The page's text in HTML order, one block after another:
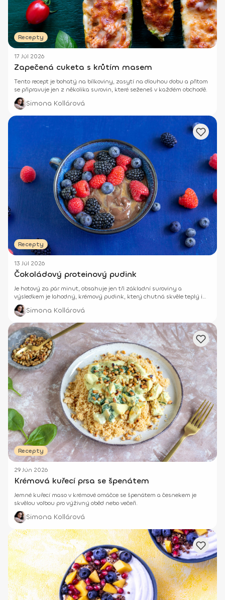
Recepty
17 Júl 2026
Zapečená cuketa s krůtím masem
Tento recept je bohatý na bílkoviny, zasytí na dlouhou dobu a přitom
se připravuje jen z několika surovin, které seženeš v každém obchodě.
Simona Kollárová
Recepty
13 Júl 2026
Čokoládový proteinový pudink
Je hotový za pár minut, obsahuje jen tři základní suroviny a
výsledkem je lahodný, krémový pudink, který chutná skvěle teplý i
vychlazený.
Simona Kollárová
Recepty
29 Jún 2026
Krémová kuřecí prsa se špenátem
Jemné kuřecí maso v krémové omáčce se špenátem a česnekem je
skvělou volbou pro výživný oběd nebo večeři.
Simona Kollárová